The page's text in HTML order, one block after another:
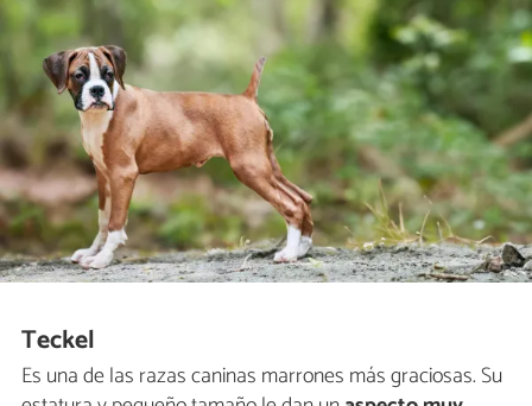
Teckel
Es una de las razas caninas marrones más graciosas. Su